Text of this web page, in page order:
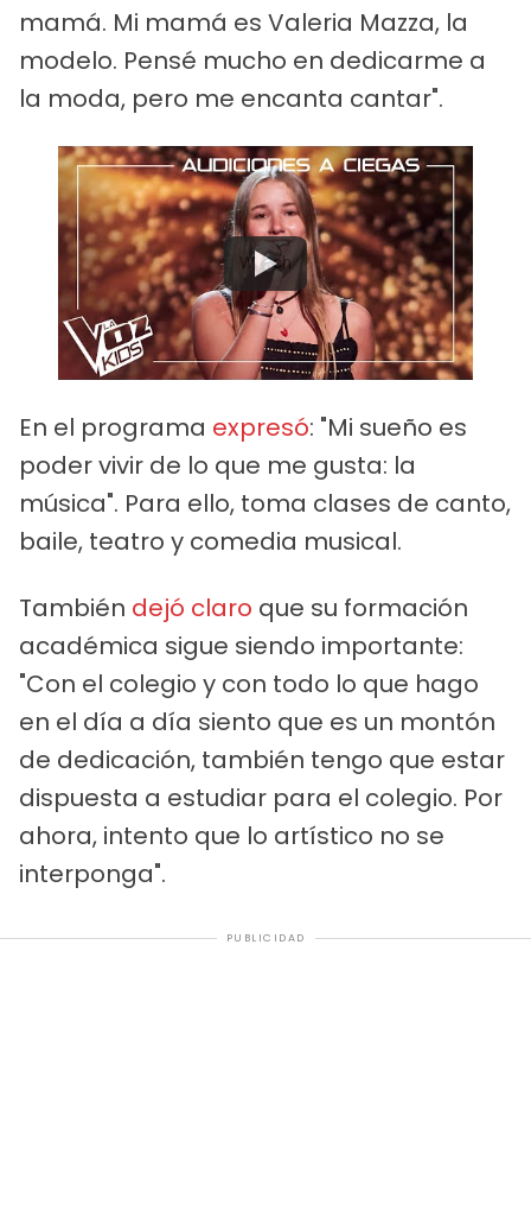
mamá. Mi mamá es Valeria Mazza, la
modelo. Pensé mucho en dedicarme a
la moda, pero me encanta cantar".
Watch
En el programa expresó: "Mi sueño es
poder vivir de lo que me gusta: la
música". Para ello, toma clases de canto,
baile, teatro y comedia musical.
También dejó claro que su formación
académica sigue siendo importante:
"Con el colegio y con todo lo que hago
en el día a día siento que es un montón
de dedicación, también tengo que estar
dispuesta a estudiar para el colegio. Por
ahora, intento que lo artístico no se
interponga".
PUBLICIDAD